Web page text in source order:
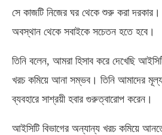
সে কাজটি নিজের ঘর থেকে শুরু করা
অবস্থান থেকে সবাইকে সচেতন হতে হবে।
তিনি বলেন, আমরা হিসাব করে দেখেছি
খরচ কমিয়ে আনা সম্ভব। তিনি আমাদের
ব্যবহারে সাশ্রয়ী হবার গুরুত্বারোপ করেন।
আইসিটি বিভাগের অন্যান্য খরচ কমিয়ে আনতে